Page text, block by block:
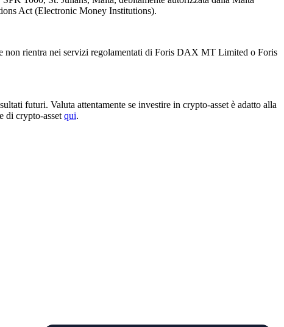
Act (Electronic Money Institutions).
non rientra nei servizi regolamentati di Foris DAX MT Limited o Foris
futuri. Valuta attentamente se investire in crypto-asset è adatto alla
di crypto-asset qui.